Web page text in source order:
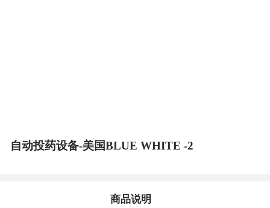
自动投药设备-美国BLUE WHITE -2
商品说明